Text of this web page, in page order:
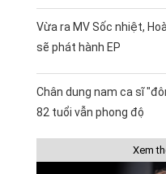
Vừa ra MV Sốc nhiệt,
sẽ phát hành EP
Chân dung nam ca sĩ
82 tuổi vẫn phong độ
Xem